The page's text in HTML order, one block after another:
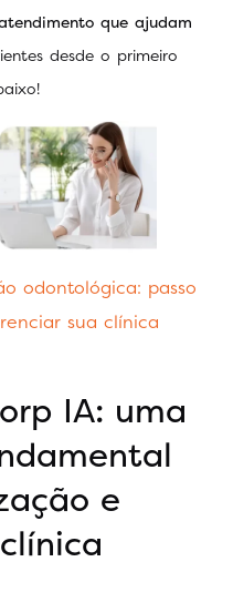
que ajudam
desde o primeiro
odontológica: passo
sua clínica
IA: uma
e